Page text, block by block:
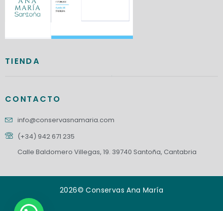
TIENDA
CONTACTO
info@conservasnamaria.com
(+34) 942 671 235
Calle Baldomero Villegas, 19. 39740 Santoña, Cantabria
2026© Conservas Ana María